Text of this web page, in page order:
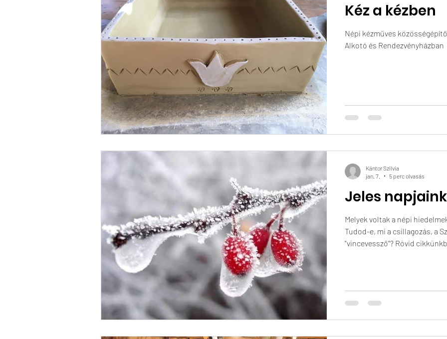
Kéz a kézben
Népi kézműves
Alkotó és Rendezvényházban
Jeles
Melyek voltak a népi
Tudod-e, mi a csillagozás, a
"vincevessző"? Rövid
Kántor Szilvia
jan. 7.
5 perc olvasás